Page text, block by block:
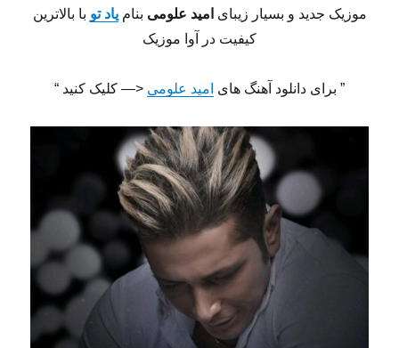
موزیک جدید و بسیار زیبای امید علومی بنامیاد تو با بالاترین
کیفیت در آوا موزیک
” برای دانلود آهنگ های امید علومی <— کلیک کنید “